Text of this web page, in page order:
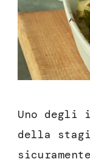
Uno degli
della